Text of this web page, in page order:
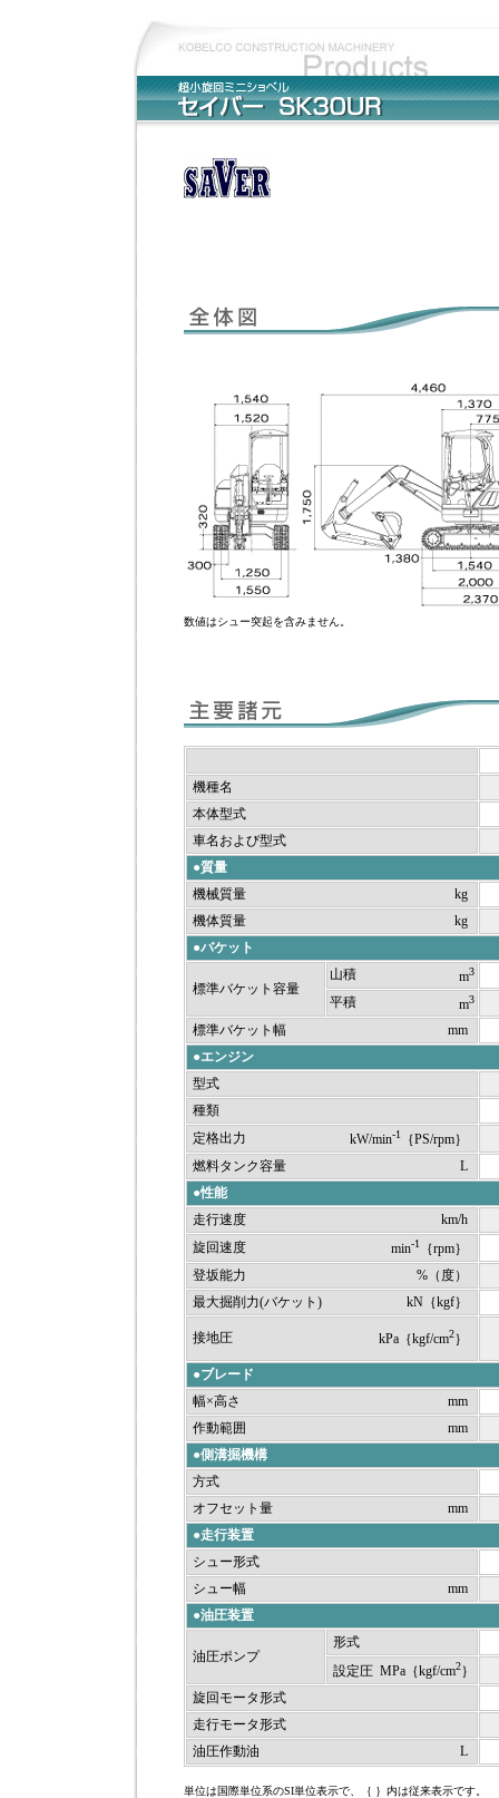
数値はシュー突起を含みません。
機種名
本体型式
車名および型式
●質量
機械質量
kg
機体質量
kg
●バケット
標準バケット容量
山積 m3
平積 m3
標準バケット幅
mm
●エンジン
型式
種類
定格出力
kW/min-1
｛PS/rpm｝
燃料タンク容量
L
●性能
走行速度
km/h
旋回速度
min-1
｛rpm｝
登坂能力
%（度）
最大掘削力(バケット)
kN｛kgf｝
接地圧 kPa｛kgf/cm2｝
●ブレード
幅×高さ
mm
作動範囲
mm
●側溝掘機構
方式
オフセット量
mm
●走行装置
シュー形式
シュー幅
mm
●油圧装置
油圧ポンプ
形式
設定圧 MPa｛kgf/cm2｝
旋回モータ形式
走行モータ形式
油圧作動油
L
単位は国際単位系のSI単位表示で、｛ ｝内は従来表示です。